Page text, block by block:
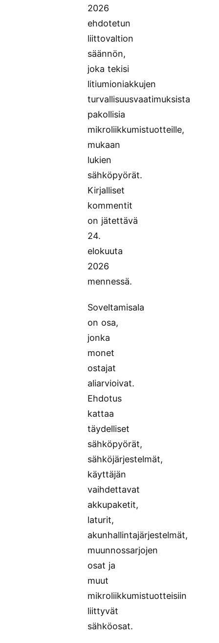
2026
ehdotetun
liittovaltion
säännön,
joka tekisi
litiumioniakkujen
turvallisuusvaatimuksista
pakollisia
mikroliikkumistuotteille,
mukaan
lukien
sähköpyörät.
Kirjalliset
kommentit
on jätettävä
24.
elokuuta
2026
mennessä.
Soveltamisala
on osa,
jonka
monet
ostajat
aliarvioivat.
Ehdotus
kattaa
täydelliset
sähköpyörät,
sähköjärjestelmät,
käyttäjän
vaihdettavat
akkupaketit,
laturit,
akunhallintajärjestelmät,
muunnossarjojen
osat ja
muut
mikroliikkumistuotteisiin
liittyvät
sähköosat.